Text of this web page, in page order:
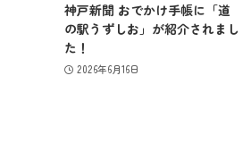
神戸新聞 おでかけ手帳に「道
の駅うずしお」が紹介されまし
た！
2026年6月16日